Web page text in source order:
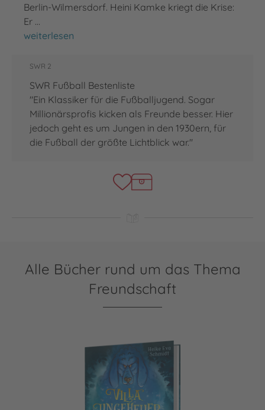
Berlin-Wilmersdorf. Heini Kamke kriegt die Krise:
Er …
Elf Freunde müsst ihr sein
weiterlesen
SWR 2
SWR Fußball Bestenliste
"Ein Klassiker für die Fußballjugend. Sogar
Millionärsprofis kicken als Freunde besser. Hier
jedoch geht es um Jungen in den 1930ern, für
die Fußball der größte Lichtblick war."
Alle Bücher rund um das Thema
Freundschaft